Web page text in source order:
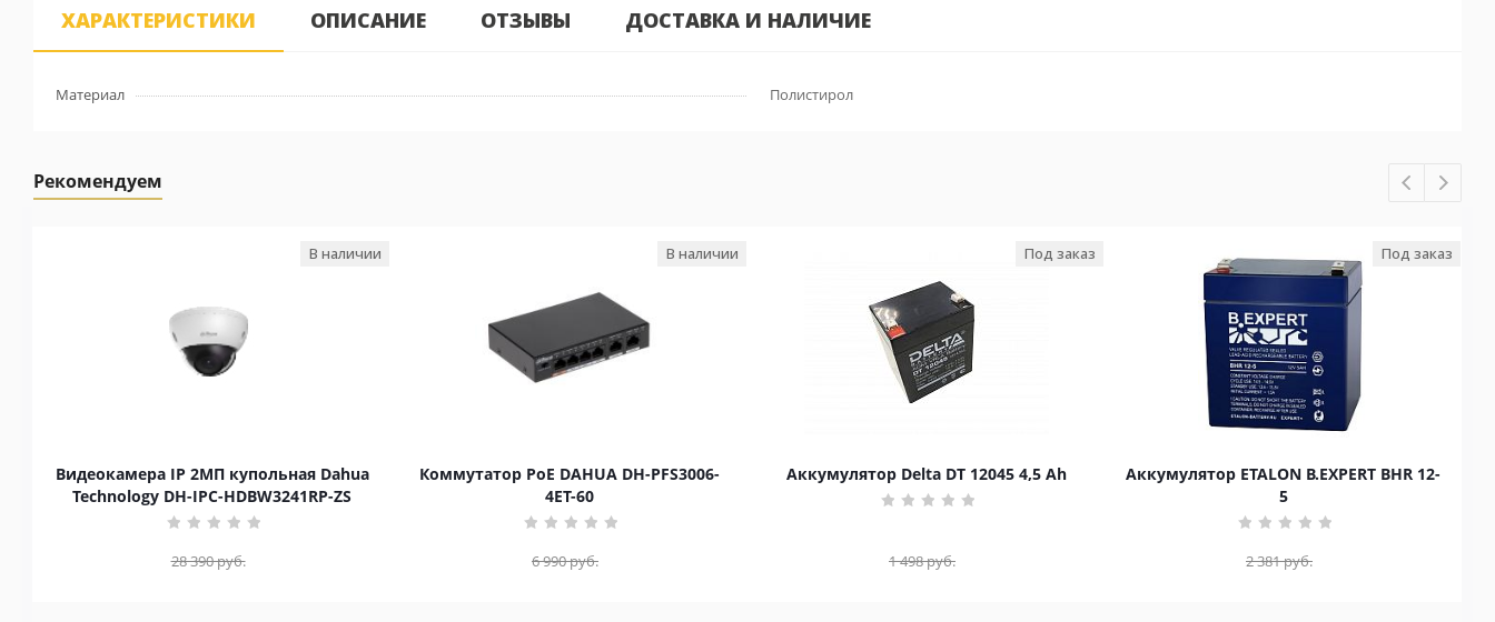
ХАРАКТЕРИСТИКИ ОПИСАНИЕ ОТЗЫВЫ ДОСТАВКА И НАЛИЧИЕ
Материал Полистирол
Рекомендуем
Видеокамера IP 2МП купольная Dahua
Technology DH-IPC-HDBW3241RP-ZS
В наличии
28 390руб.
Коммутатор PoE DAHUA DH-PFS3006-
4ET-60
В наличии
6 990руб.
Аккумулятор Delta DT 12045 4,5 Ah
Под заказ
1 498руб.
Аккумулятор ETALON B.EXPERT BHR 12-
5
Под заказ
2 381руб.